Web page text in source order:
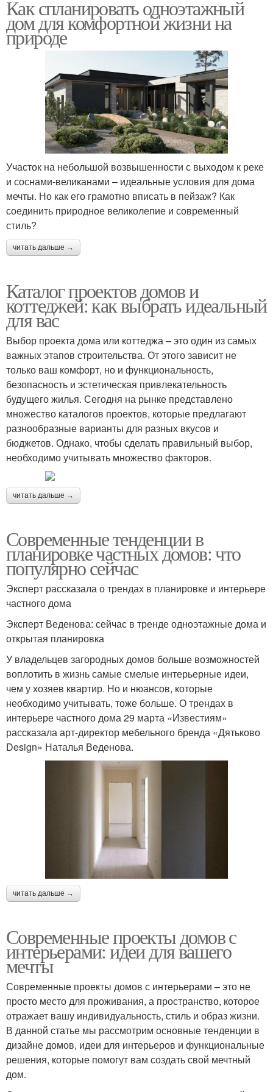
Как спланировать одноэтажный
дом для комфортной жизни на
природе
Участок на небольшой возвышенности с выходом к реке
и соснами-великанами – идеальные условия для дома
мечты. Но как его грамотно вписать в пейзаж? Как
соединить природное великолепие и современный
стиль?
читать дальше →
Каталог проектов домов и
коттеджей: как выбрать идеальный
для вас
Выбор проекта дома или коттеджа – это один из самых
важных этапов строительства. От этого зависит не
только ваш комфорт, но и функциональность,
безопасность и эстетическая привлекательность
будущего жилья. Сегодня на рынке представлено
множество каталогов проектов, которые предлагают
разнообразные варианты для разных вкусов и
бюджетов. Однако, чтобы сделать правильный выбор,
необходимо учитывать множество факторов.
читать дальше →
Современные тенденции в
планировке частных домов: что
популярно сейчас
Эксперт рассказала о трендах в планировке и интерьере
частного дома
Эксперт Веденова: сейчас в тренде одноэтажные дома и
открытая планировка
У владельцев загородных домов больше возможностей
воплотить в жизнь самые смелые интерьерные идеи,
чем у хозяев квартир. Но и нюансов, которые
необходимо учитывать, тоже больше. О трендах в
интерьере частного дома 29 марта «Известиям»
рассказала арт-директор мебельного бренда «Дятьково
Design» Наталья Веденова.
читать дальше →
Современные проекты домов с
интерьерами: идеи для вашего
мечты
Современные проекты домов с интерьерами – это не
просто место для проживания, а пространство, которое
отражает вашу индивидуальность, стиль и образ жизни.
В данной статье мы рассмотрим основные тенденции в
дизайне домов, идеи для интерьеров и функциональные
решения, которые помогут вам создать свой мечтный
дом.